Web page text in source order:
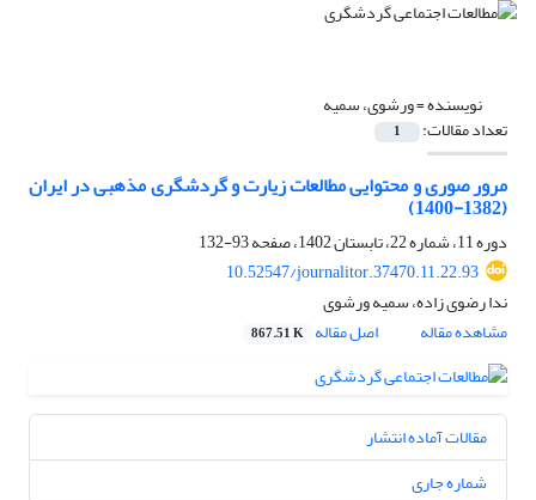
نویسنده =ورشوی، سمیه
تعداد مقالات: 1
مرور صوری و محتوایی مطالعات زیارت و گردشگری مذهبی در ایران
(1382-1400)
دوره 11، شماره 22، تابستان 1402، صفحه
93-132
10.52547/journalitor.37470.11.22.93
ندا رضوی زاده، سمیه ورشوی
مشاهده مقاله
اصل مقاله 867.51 K
مقالات آماده انتشار
شماره جاری